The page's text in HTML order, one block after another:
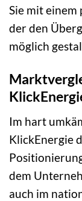
Sie mit einem
der den
möglich
Im hart
KlickEnergie
dem
auch im